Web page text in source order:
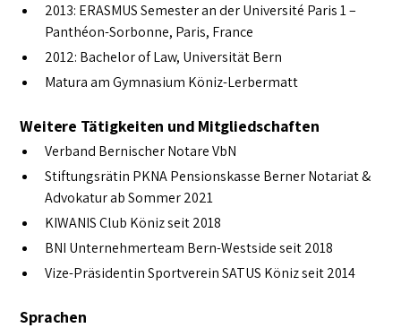
2013: ERASMUS Semester an der Université Paris 1 –
Panthéon-Sorbonne, Paris, France
2012: Bachelor of Law, Universität Bern
Matura am Gymnasium Köniz-Lerbermatt
Weitere Tätigkeiten und Mitgliedschaften
Verband Bernischer Notare VbN
Stiftungsrätin PKNA Pensionskasse Berner Notariat &
Advokatur ab Sommer 2021
KIWANIS Club Köniz seit 2018
BNI Unternehmerteam Bern-Westside seit 2018
Vize-Präsidentin Sportverein SATUS Köniz seit 2014
Sprachen